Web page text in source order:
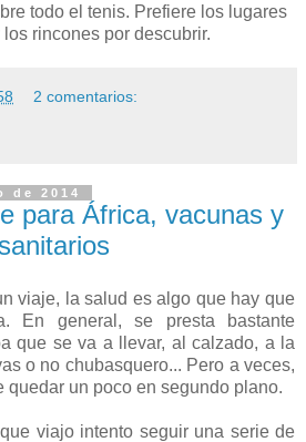
todo el tenis. Prefiere los lugares
rincones por descubrir.
2 comentarios:
de 2014
para África, vacunas y
viaje, la salud es algo que hay que
En general, se presta bastante
que se va a llevar, al calzado, a la
o no chubasquero... Pero a veces,
quedar un poco en segundo plano.
viajo intento seguir una serie de